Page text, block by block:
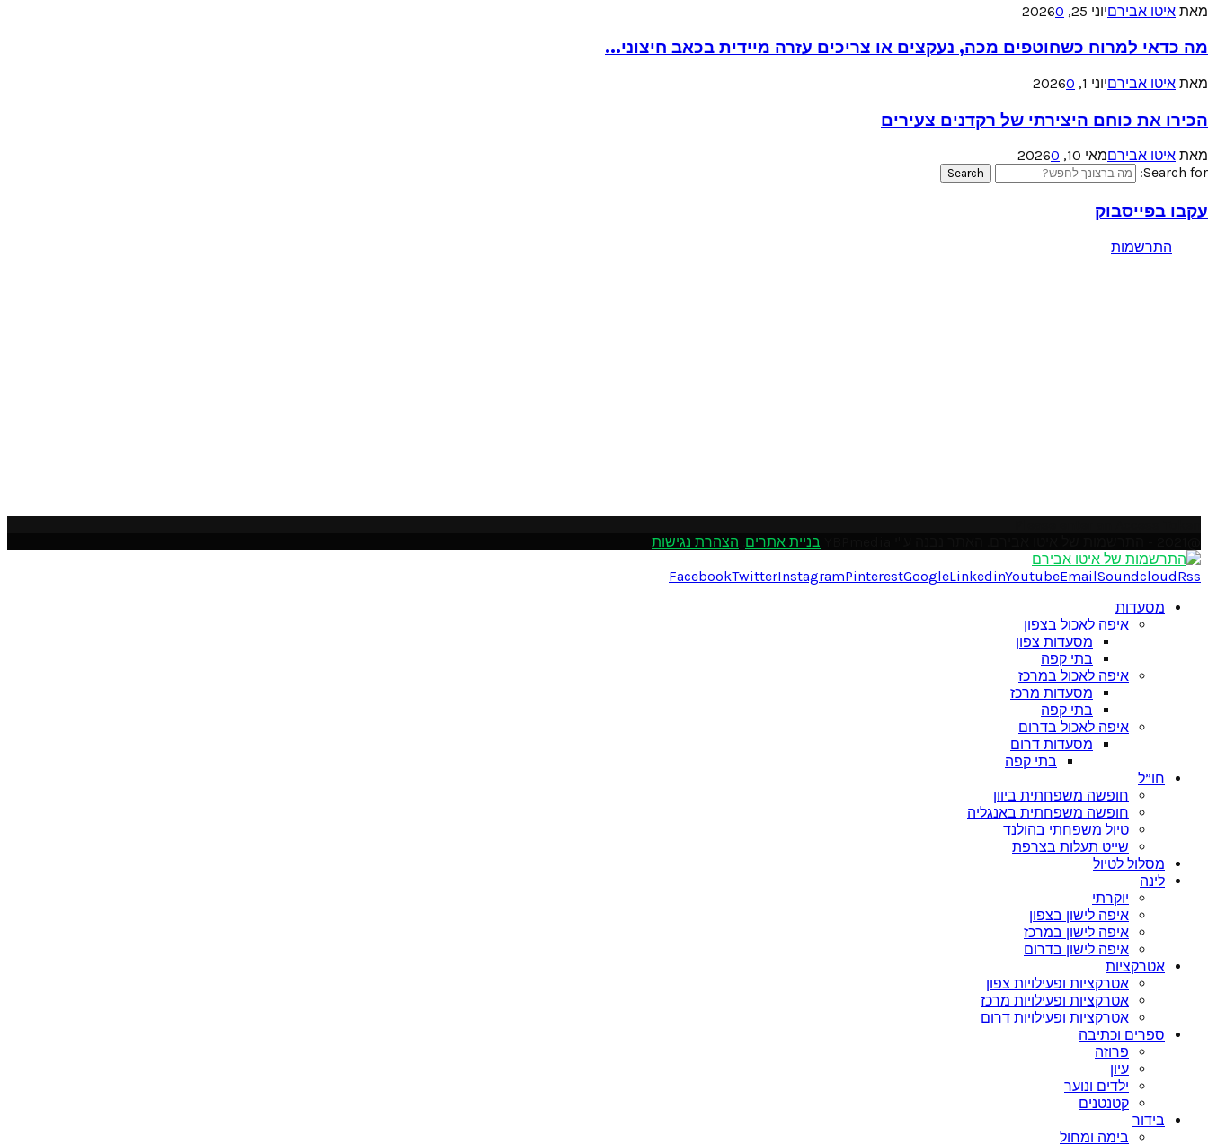
מאת איטו אבירםיוני 25, 2026 0
מה כדאי למרוח כשחוטפים מכה, נעקצים או צריכים עזרה מיידית בכאב חיצוני...
מאת איטו אבירםיוני 1, 2026 0
הכירו את כוחם היצירתי של רקדנים צעירים
מאת איטו אבירםמאי 10, 2026
0
Search for:
Search
עקבו בפייסבוק
התרשמות
בניית אתרים הצהרת נגישות
FacebookTwitterInstagramPinterestGoogleLinkedinYoutubeEmailSoundcloudRss
מסעדות
איפה לאכול בצפון
מסעדות צפון
בתי קפה
איפה לאכול במרכז
מסעדות מרכז
בתי קפה
איפה לאכול בדרום
מסעדות דרום
בתי קפה
חו”ל
חופשה משפחתית ביוון
חופשה משפחתית באנגליה
טיול משפחתי בהולנד
שייט תעלות בצרפת
מסלול לטיול
לינה
יוקרתי
איפה לישון בצפון
איפה לישון במרכז
איפה לישון בדרום
אטרקציות
אטרקציות ופעילויות צפון
אטרקציות ופעילויות מרכז
אטרקציות ופעילויות דרום
ספרים וכתיבה
פרוזה
עיון
ילדים ונוער
קטנטנים
בידור
בימה ומחול